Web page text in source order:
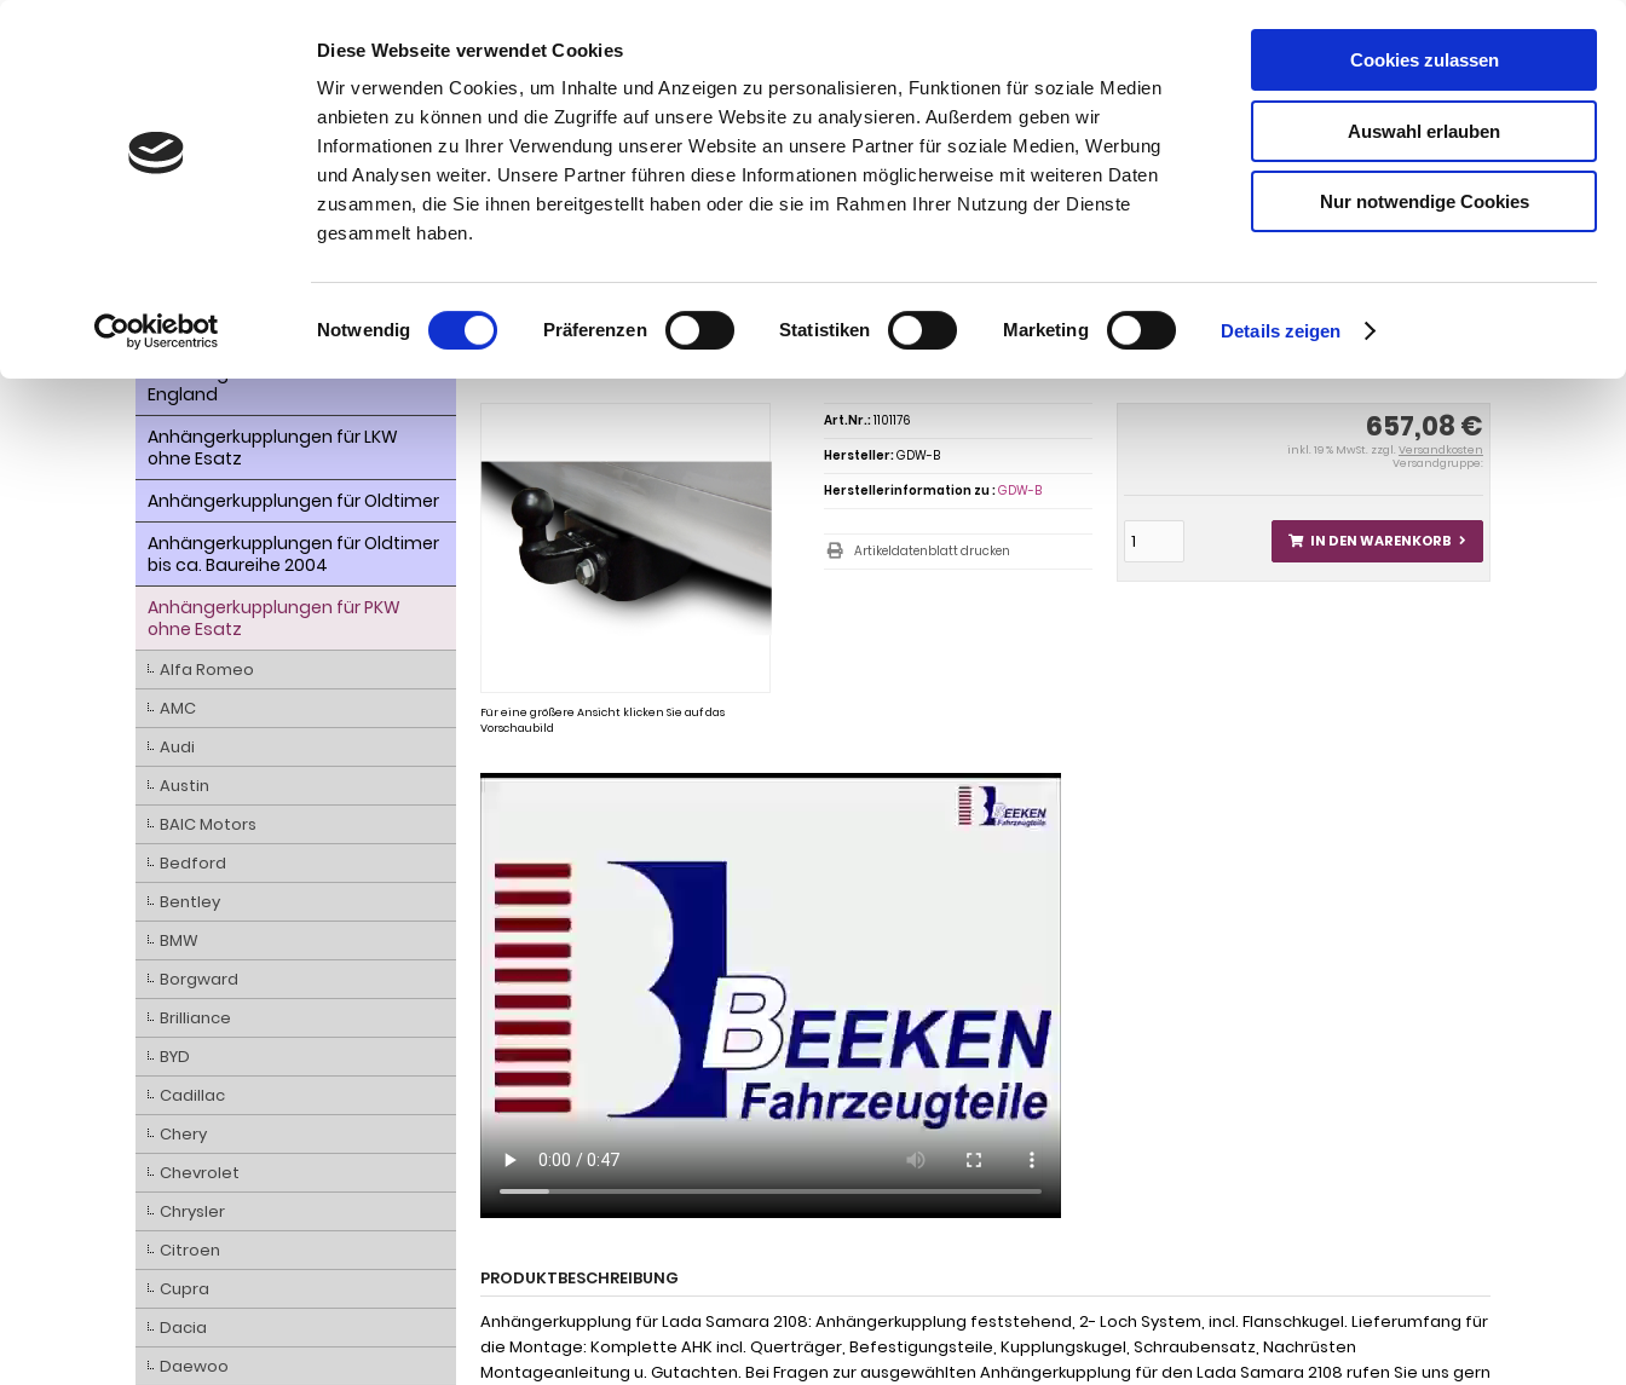
Diese Webseite verwendet Cookies
Wir verwenden Cookies, um Inhalte und Anzeigen zu personalisieren, Funktionen für soziale Medien
anbieten zu können und die Zugriffe auf unsere Website zu analysieren. Außerdem geben wir
Informationen zu Ihrer Verwendung unserer Website an unsere Partner für soziale Medien, Werbung
und Analysen weiter. Unsere Partner führen diese Informationen möglicherweise mit weiteren Daten
zusammen, die Sie ihnen bereitgestellt haben oder die sie im Rahmen Ihrer Nutzung der Dienste
gesammelt haben.
Einwilligungsauswahl
Notwendig Präferenzen Statistiken Marketing Details zeigen
Cookies zulassen
Auswahl erlauben
Nur notwendige Cookies
SUCHEN
Kontakt 0 44 89 - 92 34 67 6 AHK-Finder Kasse Warenkorb 0 Artikel
Anhängerkupplung für Lada-Samara
Anhängerkupplung für Lada-Samara 2108, 2109, Baureihe 1986-1998
starr
Für eine größere Ansicht klicken Sie auf das
Vorschaubild
657,08 €
inkl. 19 % MwSt. zzgl. Versandkosten
Versandgruppe:
IN DEN WARENKORB
Art.Nr.:1101176
Hersteller:GDW-B
Herstellerinformation zu :GDW-B
Artikeldatenblatt drucken
PRODUKTBESCHREIBUNG
Anhängerkupplung für Lada Samara 2108: Anhängerkupplung feststehend, 2- Loch System, incl. Flanschkugel. Lieferumfang für
die Montage: Komplette AHK incl. Querträger, Befestigungsteile, Kupplungskugel, Schraubensatz, Nachrüsten
Montageanleitung u. Gutachten. Bei Fragen zur ausgewählten Anhängerkupplung für den Lada Samara 2108 rufen Sie uns gern
Kategorien
AHK- Zubehör, Ersatzteile
Anhängelast erhöhen
Anhängerkupplungen für
Fahrzeuge aus den USA Canada
England
Anhängerkupplungen für LKW
ohne Esatz
Anhängerkupplungen für Oldtimer
Anhängerkupplungen für Oldtimer
bis ca. Baureihe 2004
Anhängerkupplungen für PKW
ohne Esatz
Alfa Romeo
AMC
Audi
Austin
BAIC Motors
Bedford
Bentley
BMW
Borgward
Brilliance
BYD
Cadillac
Chery
Chevrolet
Chrysler
Citroen
Cupra
Dacia
Daewoo